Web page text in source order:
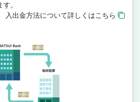
。
入出金方法について詳しくはこちら